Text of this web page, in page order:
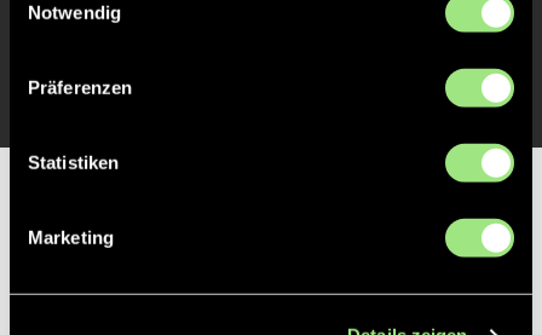
Notwendig
Präferenzen
Statistiken
Marketing